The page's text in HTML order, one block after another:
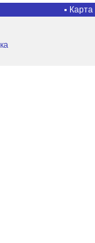
Карта